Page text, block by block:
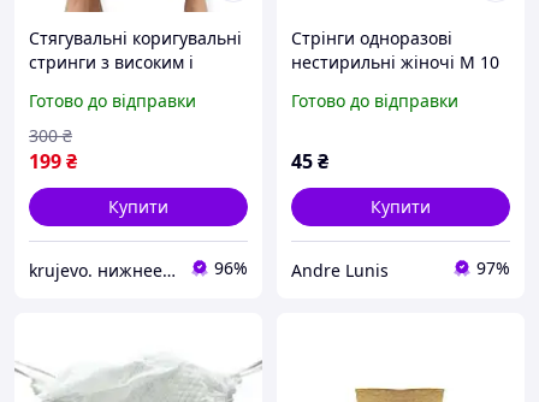
Стягувальні коригувальні
стринги з високим і
стяжка з ідеальною
посадкою
Готово до відправки
199₴
300 ₴
Купити
krujevo. нижнее белье 96%
Стрінги одноразові
нестирильні жіночі M 10
Готово до відправки
45₴
Купити
Andre Lunis 97%